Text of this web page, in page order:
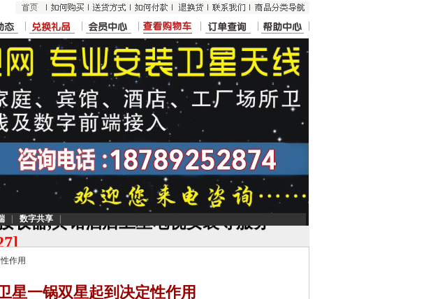
数字共享
星天线安装,沈阳卫星天线,沈阳卫星电视
收器,宾馆酒店卫星电视安装等服务
2874
作用
星一锅双星起到决定性作用